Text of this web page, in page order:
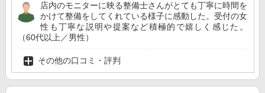
店内のモニターに映る整備士さんがとても丁寧に時間を
かけて整備をしてくれている様子に感動した。受付の女
性も丁寧な説明や提案など積極的で嬉しく感じた。
（60代以上／男性）
その他の口コミ・評判